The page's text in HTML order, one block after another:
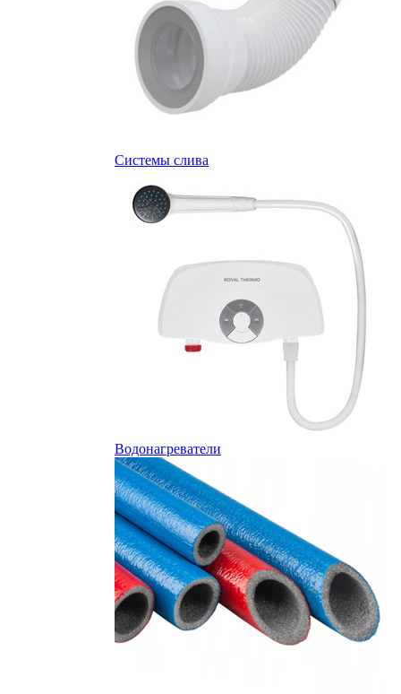
Системы слива
Водонагреватели